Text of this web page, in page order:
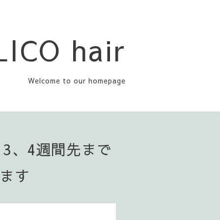
hair
Welcome to our homepage
、4週間先まで
す